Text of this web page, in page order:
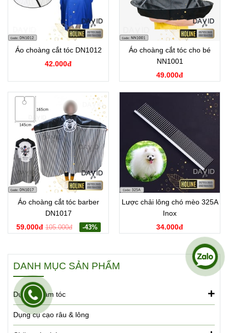
Áo choàng cắt tóc DN1012
42.000đ
Áo choàng cắt tóc cho bé
NN1001
49.000đ
Áo choàng cắt tóc barber
DN1017
59.000đ 105.000đ -43%
Lược chải lông chó mèo 325A
Inox
34.000đ
DANH MỤC SẢN PHẨM
Dụng cụ làm tóc
Dụng cụ cạo râu & lông